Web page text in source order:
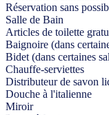
Réservation sans
Salle de Bain
Articles de toilette
Baignoire (dans
Bidet (dans certaines
Chauffe-serviettes
Distributeur de savon
Douche à l'italienne
Miroir